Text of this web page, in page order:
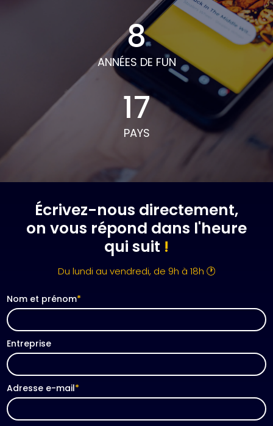
8
ANNÉES DE FUN
17
PAYS
Écrivez-nous directement,
on vous répond dans l'heure
qui suit !
Du lundi au vendredi, de 9h à 18h 🕐
Nom et prénom*
Entreprise
Adresse e-mail*